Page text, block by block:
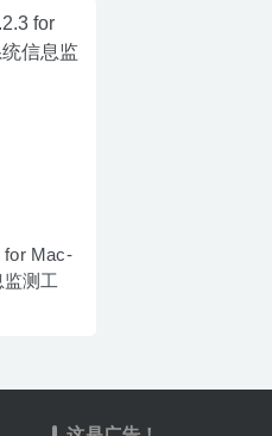
for Mac-
测工